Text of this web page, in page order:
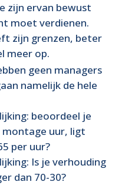
zijn ervan bewust
moet verdienen.
zijn grenzen, beter
meer op.
geen managers
namelijk de hele
beoordeel je
montage uur, ligt
per uur?
Is je verhouding
dan 70-30?